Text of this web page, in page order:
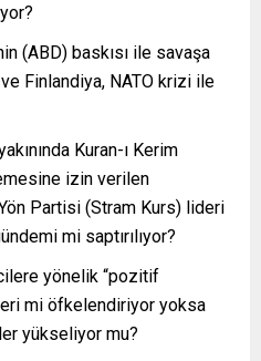
(ABD) baskısı ile savaşa
Finlandiya, NATO krizi ile
Kuran-ı Kerim
izin verilen
Yön Partisi (Stram Kurs) lideri
mi saptırılıyor?
yönelik “pozitif
mi öfkelendiriyor yoksa
yükseliyor mu?